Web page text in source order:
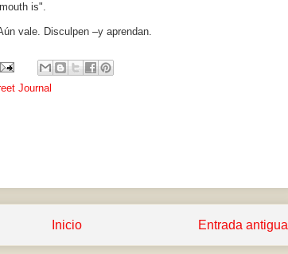
is".
vale. Disculpen –y aprendan.
Journal
Entrada antigua
Inicio